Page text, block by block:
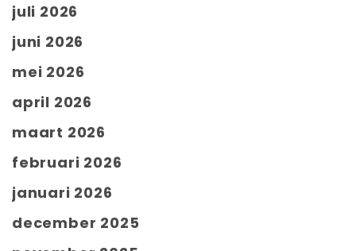
juli 2026
juni 2026
mei 2026
april 2026
maart 2026
februari 2026
januari 2026
december 2025